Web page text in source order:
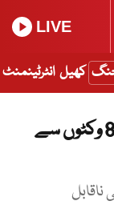
LIVE
جنگ کھیل انٹرٹینمنٹ
اسلام آباد یونائٹیڈ نے کراچی کنگز کو 8 وکٹوں سے
احمد نے 71 رنز کی ناقابل